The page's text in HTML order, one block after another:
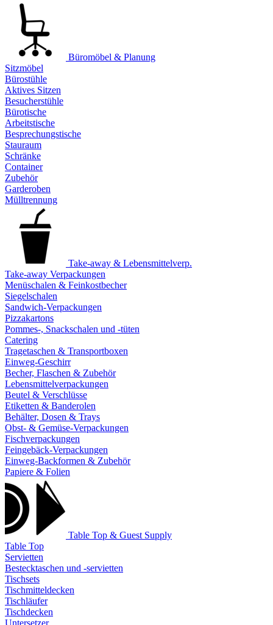
Büromöbel & Planung
Sitzmöbel
Bürostühle
Aktives Sitzen
Besucherstühle
Bürotische
Arbeitstische
Besprechungstische
Stauraum
Schränke
Container
Zubehör
Garderoben
Mülltrennung
Take-away & Lebensmittelverp.
Take-away Verpackungen
Menüschalen & Feinkostbecher
Siegelschalen
Sandwich-Verpackungen
Pizzakartons
Pommes-, Snackschalen und -tüten
Catering
Tragetaschen & Transportboxen
Einweg-Geschirr
Becher, Flaschen & Zubehör
Lebensmittelverpackungen
Beutel & Verschlüsse
Etiketten & Banderolen
Behälter, Dosen & Trays
Obst- & Gemüse-Verpackungen
Fischverpackungen
Feingebäck-Verpackungen
Einweg-Backformen & Zubehör
Papiere & Folien
Table Top & Guest Supply
Table Top
Servietten
Bestecktaschen und -servietten
Tischsets
Tischmitteldecken
Tischläufer
Tischdecken